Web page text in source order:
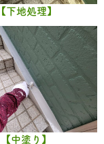
【下地処理】
【中塗り】